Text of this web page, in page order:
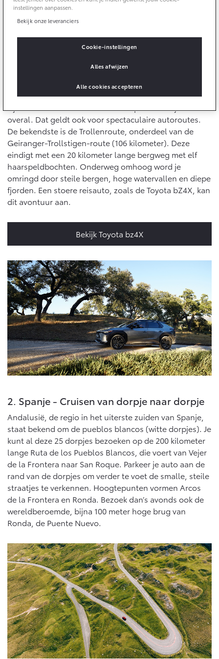
Corolla Cross
Toyota C-HR+
BATTERIJ-ELEKTRISCH
RAV4
PLUG-IN HYBRIDE
BATTERIJ-ELEKTRISCH
Vanaf € 39.995,-
BATTERIJ-ELEKTRISCH
Vanaf € 48.995,-
Mirai
WATERSTOF-ELEKTRISCH
Vanaf € 76.695,-
Proace City (excl. BTW)
OOK ALS BATTERIJ-
Vanaf € 27.945,-
Proace (excl. BTW)
OOK ALS BATTERIJ-
ELEKTRISCH
Vanaf € 37.500,-
Proace Verso
BATTERIJ-ELEKTRISCH
Vanaf € 55.950,-
Proace Max (excl. BTW)
OOK ALS BATTERIJ-
ELEKTRISCH
Hilux (excl. BTW)
OOK ALS BATTERIJ-
ELEKTRISCH
10 jaar batterijgarantie
Toyota fabrieksgarantie
Onderdelen & Accessoires
Connected
Connected Services
MyToyota login
MyToyota App
Abonnementen
Multimedia
Navigatie updates
Energie en slim laden
Toyota Autoverzekering
Toyota Hybride Autoverzekering
Bedrijfswagens
Bedrijfswagens op maat
Voor eigenaren van een batterij-elektrische auto is
Noorwegen het paradijs. Het Scandinavische land is
een voorloper in Europa: vier op de vijf nieuwe auto’s
overal. Dat geldt ook voor spectaculaire autoroutes.
De bekendste is de Trollenroute, onderdeel van de
Geiranger-Trollstigen-route (106 kilometer). Deze
eindigt met een 20 kilometer lange bergweg met elf
haarspeldbochten. Onderweg omhoog word je
omringd door steile bergen, hoge watervallen en diepe
fjorden. Een stoere reisauto, zoals de Toyota bZ4X, kan
dit avontuur aan.
Bekijk Toyota bz4X
2. Spanje - Cruisen van dorpje naar dorpje
Andalusië, de regio in het uiterste zuiden van Spanje,
staat bekend om de pueblos blancos (witte dorpjes). Je
kunt al deze 25 dorpjes bezoeken op de 200 kilometer
lange Ruta de los Pueblos Blancos, die voert van Vejer
de la Frontera naar San Roque. Parkeer je auto aan de
rand van de dorpjes om verder te voet de smalle, steile
straatjes te verkennen. Hoogtepunten vormen Arcos
de la Frontera en Ronda. Bezoek dan’s avonds ook de
wereldberoemde, bijna 100 meter hoge brug van
Ronda, de Puente Nuevo.
instellingen aanpassen.
Bekijk onze leveranciers
Cookie-instellingen
Alles afwijzen
Alle cookies accepteren